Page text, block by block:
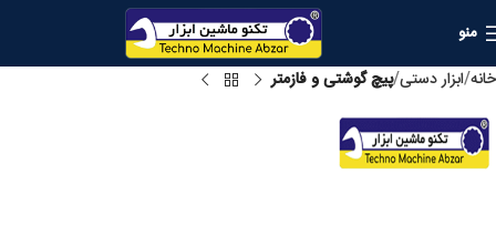
منو
خانه ابزار دستی پیچ گوشتی و فازمتر